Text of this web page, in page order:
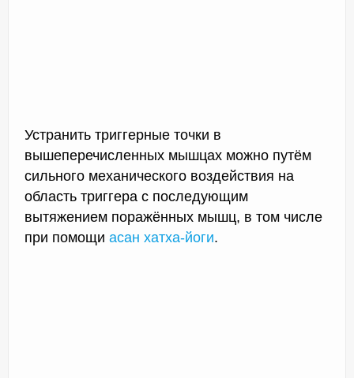
Устранить триггерные точки в
вышеперечисленных мышцах можно путём
сильного механического воздействия на
область триггера с последующим
вытяжением поражённых мышц, в том числе
при помощи асан хатха-йоги.